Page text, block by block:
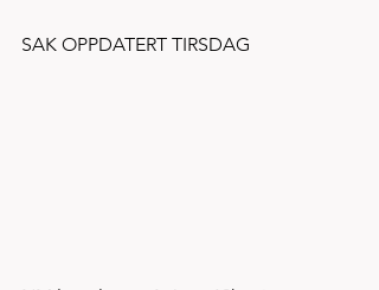
SAK OPPDATERT TIRSDAG